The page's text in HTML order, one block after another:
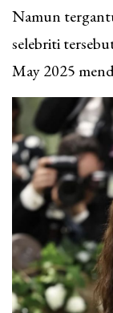
Namun
selebriti
May 2025